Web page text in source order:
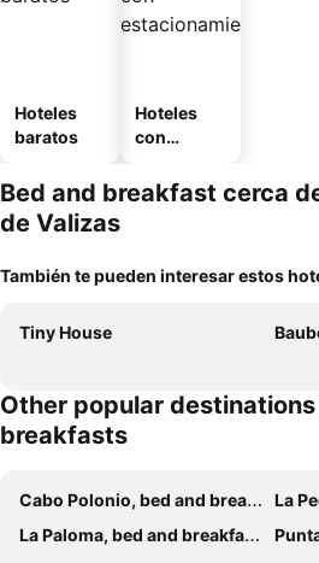
Hoteles
baratos
Hoteles
con
miento
Bed and breakfast cerca
de Valizas
También te pueden interesar estos
Tiny House
Other popular
breakfasts
Cabo Polonio, bed and breakfasts
La
La Paloma, bed and breakfasts
Punta